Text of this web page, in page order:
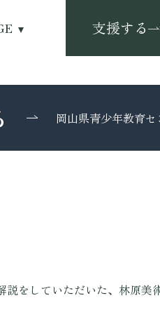
支援する
岡山県青少年教育セ
をしていただいた、林原美